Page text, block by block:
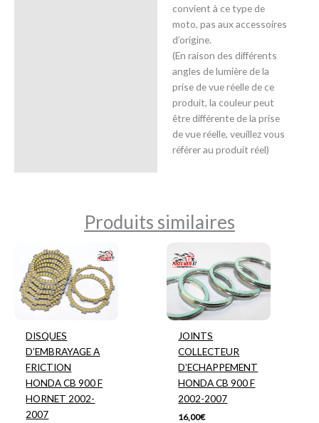
convient à ce type de
moto, pas aux accessoires
d’origine.
(En raison des différents
angles de lumière de la
prise de vue réelle de ce
produit, la couleur peut
être différente de la prise
de vue réelle, veuillez vous
référer au produit réel)
Produits similaires
DISQUES
D’EMBRAYAGE A
FRICTION
HONDA CB 900 F
HORNET 2002-
2007
JOINTS
COLLECTEUR
D’ECHAPPEMENT
HONDA CB 900 F
2002-2007
16,00€